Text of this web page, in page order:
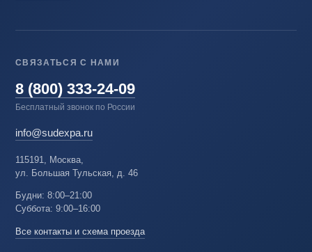
СВЯЗАТЬСЯ С НАМИ
8 (800) 333-24-09
Бесплатный звонок по России
info@sudexpa.ru
115191, Москва,
ул. Большая Тульская, д. 46
Будни: 8:00–21:00
Суббота: 9:00–16:00
Все контакты и схема проезда